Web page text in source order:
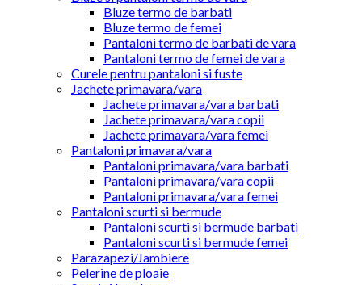
Bluze termo de barbati
Bluze termo de femei
Pantaloni termo de barbati de vara
Pantaloni termo de femei de vara
Curele pentru pantaloni si fuste
Jachete primavara/vara
Jachete primavara/vara barbati
Jachete primavara/vara copii
Jachete primavara/vara femei
Pantaloni primavara/vara
Pantaloni primavara/vara barbati
Pantaloni primavara/vara copii
Pantaloni primavara/vara femei
Pantaloni scurti si bermude
Pantaloni scurti si bermude barbati
Pantaloni scurti si bermude femei
Parazapezi/Jambiere
Pelerine de ploaie